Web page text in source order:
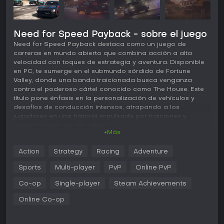
Need for Speed Payback - sobre el juego
Need for Speed Payback destaca como un juego de
carreras en mundo abierto que combina acción a alta
velocidad con toques de estrategia y aventura. Disponible
en PC, te sumerge en el submundo sórdido de Fortune
Valley, donde una banda traicionada busca venganza
contra el poderoso cártel conocido como The House. Este
título pone énfasis en la personalización de vehículos y
desafíos de conducción intensos, atrapando a los
jugadores en una historia impulsada por traiciones y
En Need for Speed Payback, la experiencia gira en torno a
construir y afinar coches para dominar todo tipo de retos.
recolectando piezas y potenciando su rendimiento. El juego
Off-Road, Drag y Runner, cada una optimizada para
+Más
Action Strategy Racing Adventure
Sports Multi-player PvP Online PvP
Co-op Single-player Steam Achievements
Online Co-op